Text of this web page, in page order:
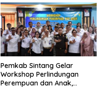
Pemkab Sintang Gelar
Workshop Perlindungan
Perempuan dan Anak,